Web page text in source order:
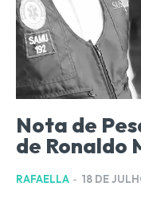
Nota de
de Ronaldo
RAFAELLA - 18 DE